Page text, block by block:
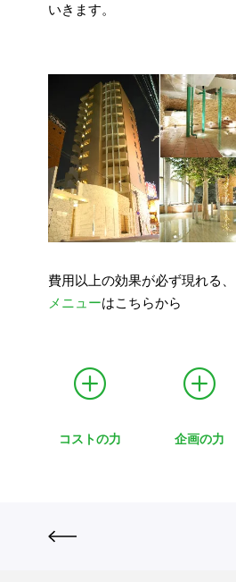
いきます。
費用以上の効果が必ず現れる、
メニューはこちらから
コストの力 企画の力